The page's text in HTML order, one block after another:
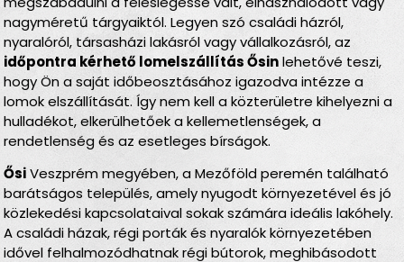
nagyméretű tárgyaiktól. Legyen szó családi házról,
nyaralóról, társasházi lakásról vagy vállalkozásról, az
időpontra kérhető lomelszállítás Ősinlehetővé teszi,
hogy Ön a saját időbeosztásához igazodva intézze a
lomok elszállítását. Így nem kell a közterületre kihelyezni a
hulladékot, elkerülhetőek a kellemetlenségek, a
rendetlenség és az esetleges bírságok.
ŐsiVeszprém megyében, a Mezőföld peremén található
barátságos település, amely nyugodt környezetével és jó
közlekedési kapcsolataival sokak számára ideális lakóhely.
A családi házak, régi porták és nyaralók környezetében
idővel felhalmozódhatnak régi bútorok, meghibásodott